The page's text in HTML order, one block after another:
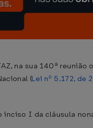
na sua 140ª
(Lei nº 5.172, de
inciso I da cláusula